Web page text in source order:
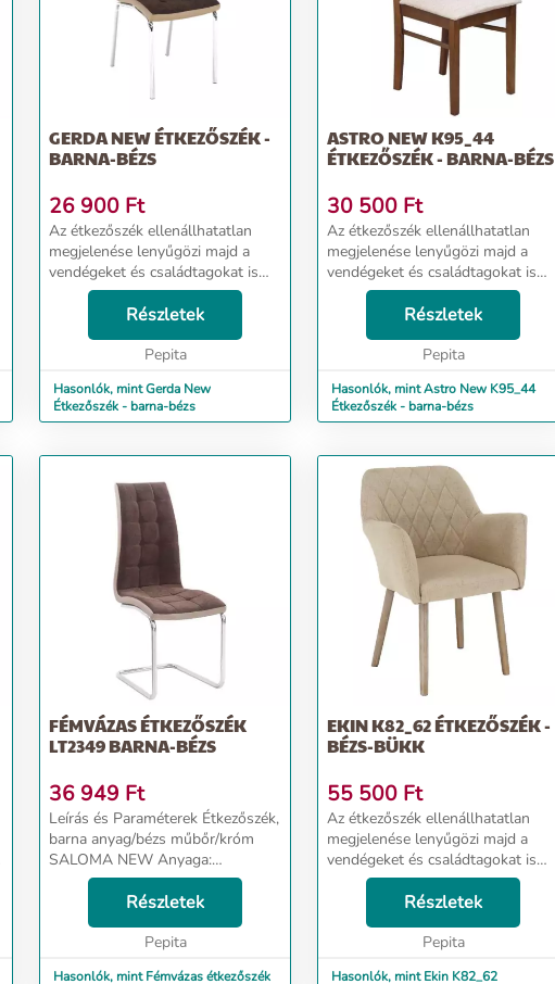
GERDA NEW ÉTKEZŐSZÉK -
BARNA-BÉZS
26 900 Ft
Az étkezőszék ellenállhatatlan
megjelenése lenyűgözi majd a
vendégeket és családtagokat is
egyaránt. Minőségi kialakításának
köszönhetően hosszú ideig dobja
majd fel a családi összejöveteleket
Részletek
Pepita
Hasonlók, mint Gerda New
Étkezőszék - barna-bézs
ASTRO NEW K95_44
ÉTKEZŐSZÉK - BARNA-BÉZS
30 500 Ft
Az étkezőszék ellenállhatatlan
megjelenése lenyűgözi majd a
vendégeket és családtagokat is
egyaránt. Minőségi kialakításának
köszönhetően hosszú ideig dobja
majd fel a családi összejöveteleket
Részletek
Pepita
Hasonlók, mint Astro New K95_44
Étkezőszék - barna-bézs
FÉMVÁZAS ÉTKEZŐSZÉK
LT2349 BARNA-BÉZS
36 949 Ft
Leírás és Paraméterek Étkezőszék,
barna anyag/bézs műbőr/króm
SALOMA NEW Anyaga:
szövet/ekobőr/króm Méretek:
42x56,5x105 cm Ülésmagasság:
45 cm Teherbírás: 110 kg
Lapraszerelt kivitel Ülőfelül...
Részletek
Pepita
Hasonlók, mint Fémvázas étkezőszék
EKIN K82_62 ÉTKEZŐSZÉK -
BÉZS-BÜKK
55 500 Ft
Az étkezőszék ellenállhatatlan
megjelenése lenyűgözi majd a
vendégeket és családtagokat is
egyaránt. Minőségi kialakításának
köszönhetően hosszú ideig dobja
majd fel a családi összejöveteleket
Részletek
Pepita
Hasonlók, mint Ekin K82_62